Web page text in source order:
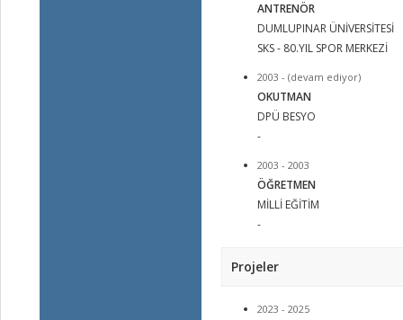
ANTRENÖR
DUMLUPINAR ÜNİVERSİTESİ
SKS - 80.YIL SPOR MERKEZİ
2003 - (devam ediyor)
OKUTMAN
DPÜ BESYO
-
2003 - 2003
ÖĞRETMEN
MİLLİ EĞİTİM
-
Projeler
2023 - 2025